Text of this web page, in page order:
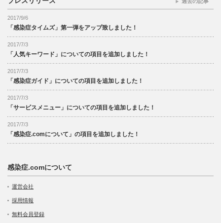
2017/9/6
「感染症タイムズ」第一弾をアップ致しました！
2017/7/3
「人気キーワード」についての項目を追加しました！
2017/7/3
「感染症ガイド」についての項目を追加しました！
2017/7/3
「サービスメニュー」についての項目を追加しました！
2017/7/3
「感染症.comについて」の項目を追加しました！
過去の記事
感染症.comについて
運営会社
採用情報
無料会員登録